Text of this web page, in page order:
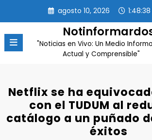
contenido
agosto 10, 2026 1:48:39
"Noticias en Vivo: Un Medio
Actual y Comprensible"
Netflix se ha
con el TUDUM al
catálogo a un puñado
éxitos